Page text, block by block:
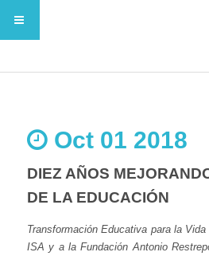
Oct 01 2018
DIEZ AÑOS
DE LA EDUCACIÓN
Transformación Educativa para la
ISA y a la Fundación Antonio